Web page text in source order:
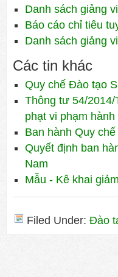
Danh sách giảng
Báo cáo chỉ tiêu
Danh sách giảng
Các tin khác
Quy chế Đào tạo
Thông tư 54/
phạt vi phạm
Ban hành Quy
Quyết định ban
Nam
Mẫu - Kê khai
Filed Under: Đào